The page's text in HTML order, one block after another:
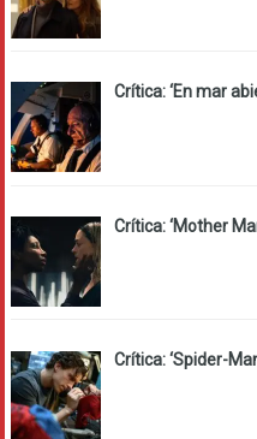
Crítica: ‘En mar
Crítica: ‘Mother
Crítica: ‘Spider-